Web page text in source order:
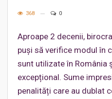
368 0
Aproape 2 decenii,
puși să verifice modul în
sunt utilizate în România
excepțional. Sume
penalități care au dublat